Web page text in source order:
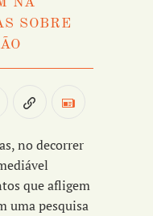
NA
SOBRE
no decorrer
que afligem
uma pesquisa